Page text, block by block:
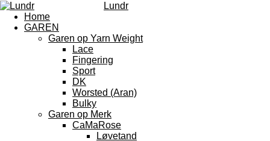
Lundr
Home
GAREN
Garen op Yarn Weight
Lace
Fingering
Sport
DK
Worsted (Aran)
Bulky
Garen op Merk
CaMaRose
Løvetand